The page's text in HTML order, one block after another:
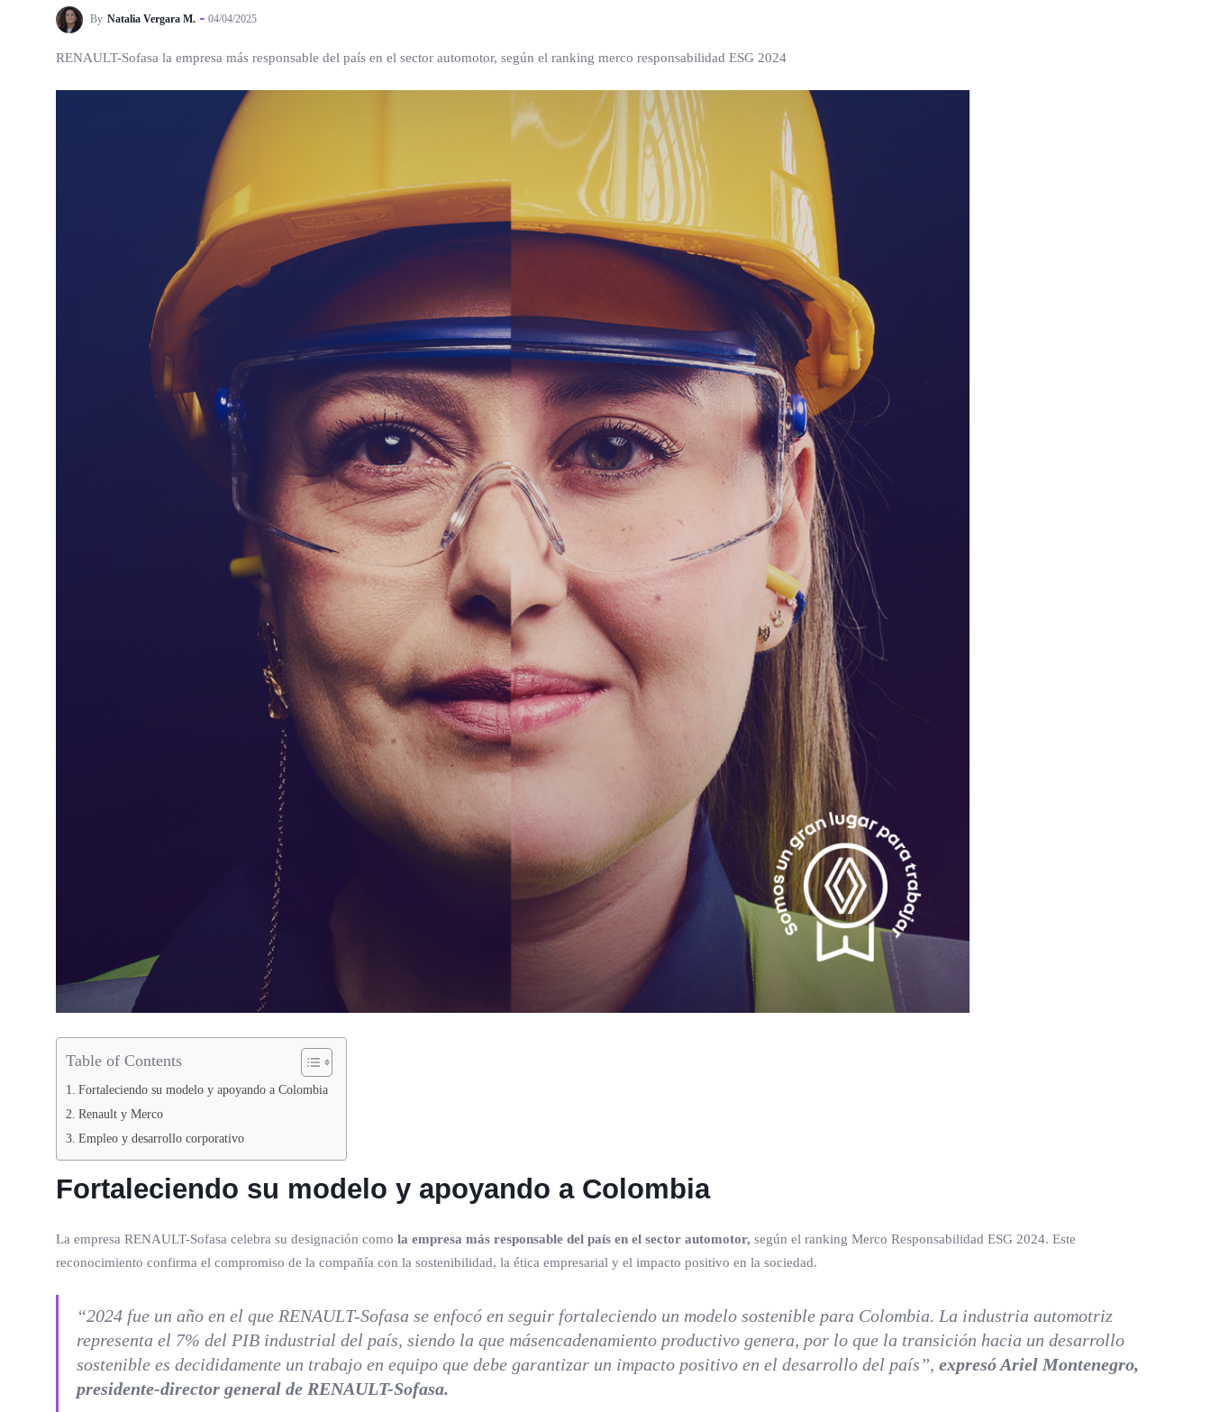
By Natalia Vergara M. 04/04/2025
RENAULT-Sofasa la empresa más responsable del país en el sector automotor, según el ranking merco responsabilidad ESG 2024
Table of Contents
Fortaleciendo su modelo y apoyando a Colombia
Renault y Merco
Empleo y desarrollo corporativo
Fortaleciendo su modelo y apoyando a Colombia
La empresa RENAULT-Sofasa celebra su designación como la empresa más responsable del país en el sector automotor, según el ranking Merco Responsabilidad ESG 2024. Este
reconocimiento confirma el compromiso de la compañía con la sostenibilidad, la ética empresarial y el impacto positivo en la sociedad.
“2024 fue un año en el que RENAULT-Sofasa se enfocó en seguir fortaleciendo un modelo sostenible para Colombia. La industria automotriz
representa el 7% del PIB industrial del país, siendo la que másencadenamiento productivo genera, por lo que la transición hacia un desarrollo
sostenible es decididamente un trabajo en equipo que debe garantizar un impacto positivo en el desarrollo del país”, expresó Ariel Montenegro,
presidente-director general de RENAULT-Sofasa.